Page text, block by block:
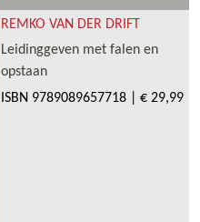
REMKO VAN DER DRIFT
Leidinggeven met falen en
opstaan
ISBN 9789089657718 € 29,99